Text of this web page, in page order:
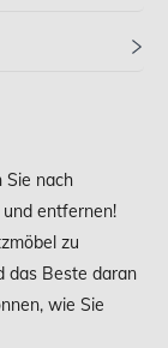
Sie nach
entfernen!
zu
das Beste daran
wie Sie